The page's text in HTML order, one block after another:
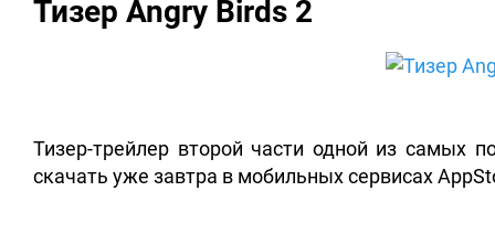
Тизер Angry Birds 2
Тизер-трейлер второй части одной из самых
скачать уже завтра в мобильных сервисах